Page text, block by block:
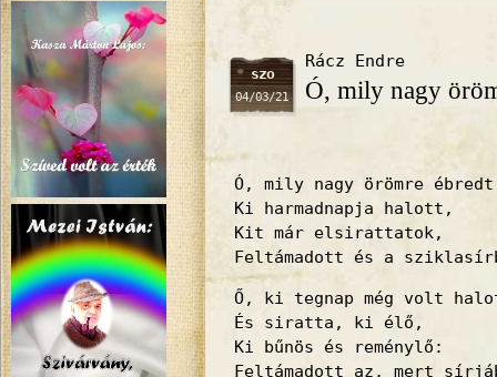
szo
04/03/21
Rácz Endre
Ó, mily nagy
Ó, mily nagy örömre
Ki harmadnapja halott,
Kit már elsirattatok,
Feltámadott és a
Ő, ki tegnap még volt
És siratta, ki élő,
Ki bűnös és reménylő:
Feltámadott az, mert